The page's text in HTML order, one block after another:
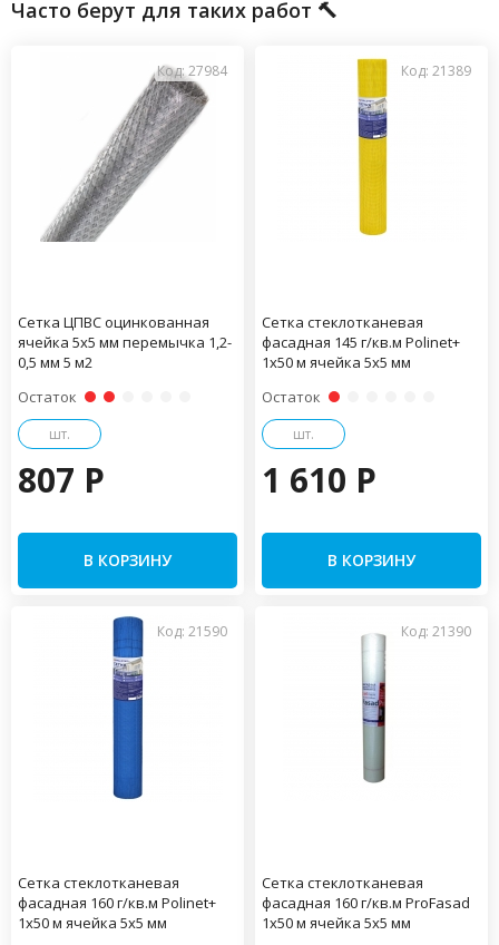
Часто берут для таких работ 🔨
Код: 27984
Сетка ЦПВС оцинкованная
ячейка 5х5 мм перемычка 1,2-
0,5 мм 5 м2
Остаток
шт.
807 P
В КОРЗИНУ
Код: 21389
Сетка стеклотканевая
фасадная 145 г/кв.м Polinet+
1х50 м ячейка 5х5 мм
Остаток
шт.
1 610 P
В КОРЗИНУ
Код: 21590
Сетка стеклотканевая
фасадная 160 г/кв.м Polinet+
1х50 м ячейка 5х5 мм
Код: 21390
Сетка стеклотканевая
фасадная 160 г/кв.м ProFasad
1х50 м ячейка 5х5 мм